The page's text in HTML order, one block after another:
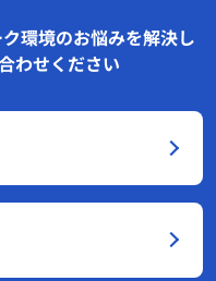
環境のお悩みを解決し
わせください